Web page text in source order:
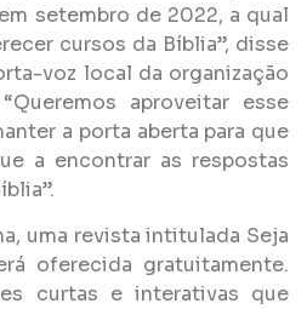
setembro de 2022, a qual
cursos da Bíblia”, disse
voz local da organização
aproveitar esse
a porta aberta para que
a encontrar as respostas
uma revista intitulada Seja
oferecida gratuitamente.
curtas e interativas que